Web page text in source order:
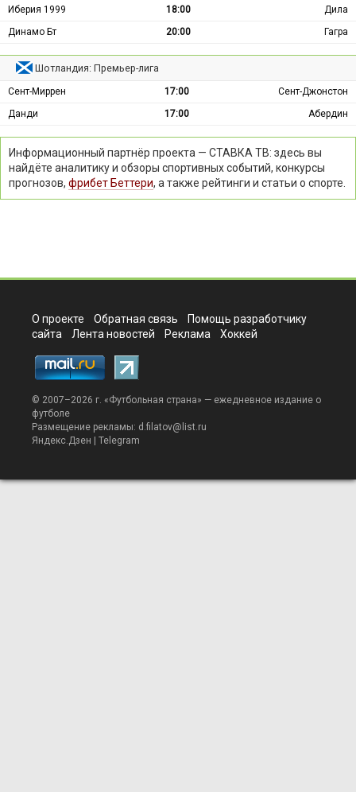
Иберия 1999 18:00
Дила
Динамо Бт
20:00 Гагра
Шотландия: Премьер-лига
Сент-Миррен 17:00
Сент-Джонстон
Данди
17:00 Абердин
Информационный партнёр проекта — СТАВКА ТВ: здесь вы
найдёте аналитику и обзоры спортивных событий, конкурсы
прогнозов, фрибет Беттери, а также рейтинги и статьи о спорте.
О проекте Обратная связь
Помощь разработчику
сайта
Лента новостей Реклама Хоккей
© 2007–2026 г. «Футбольная страна» — ежедневное издание о
футболе
Размещение рекламы: d.filatov@list.ru
Яндекс.Дзен
Telegram